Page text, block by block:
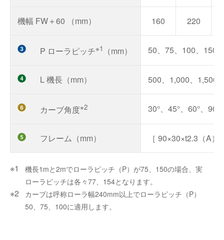
機幅 FW＋60 （mm） 160 220
P ローラピッチ※1 （mm） 50、75、100、150
L 機長（mm） 500、1,000、1,500
カーブ角度※2 30°、45°、60°、90°
フレーム（mm） ［ 90×30×t2.3（A
機長1mと2mでローラピッチ（P）が75、150の場合、実
ローラピッチは各々77、154となります。
カーブは呼称ローラ幅240mm以上でローラピッチ（P）
50、75、100に適用します。